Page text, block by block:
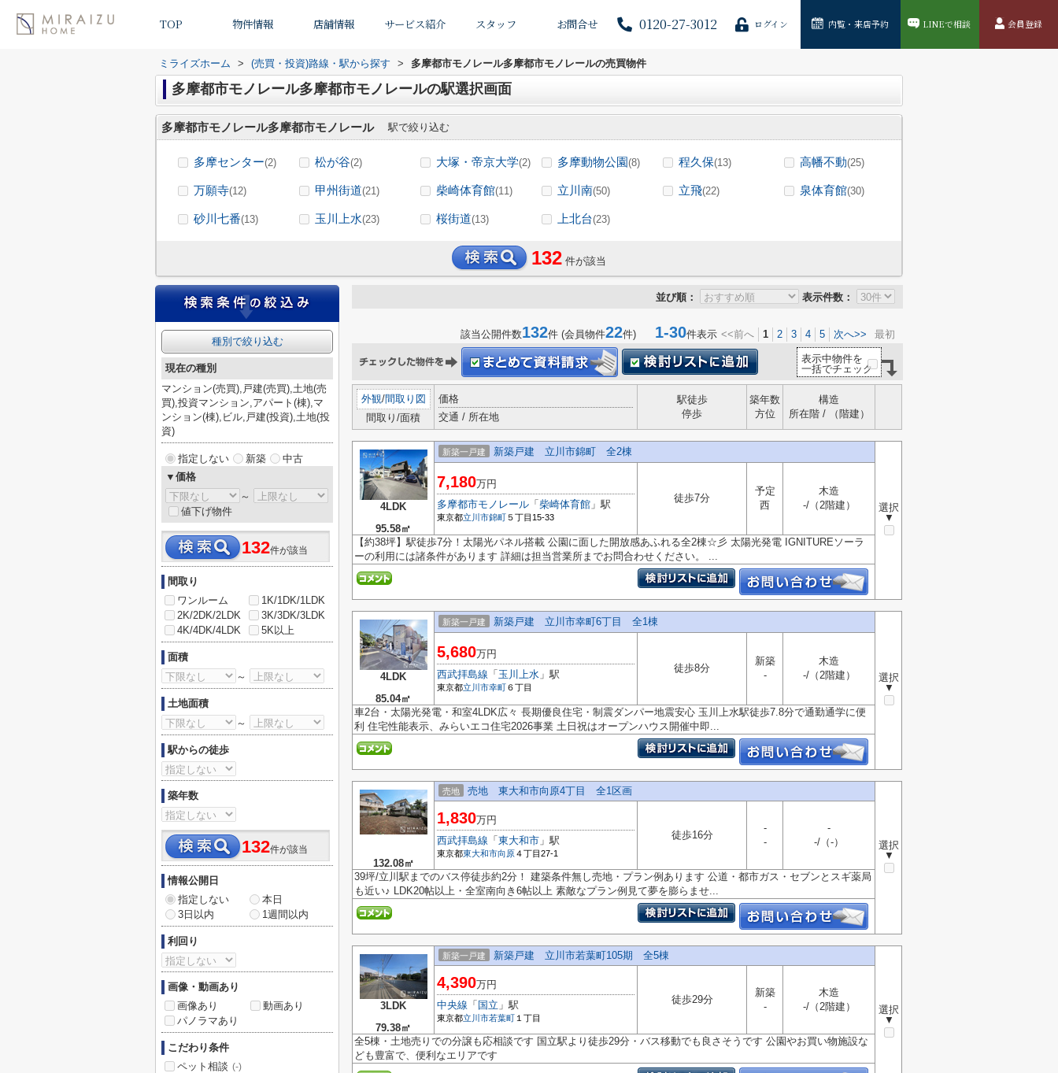
TOP 物件情報 店舗情報 サービス紹介 スタッフ お問合せ 0120-27-3012 ログイン 内覧・来店予約 LINEで相談 会員登録
ミライズホーム > (売買・投資)路線・駅から探す > 多摩都市モノレール多摩都市モノレールの売買物件
多摩都市モノレール多摩都市モノレールの駅選択画面
多摩都市モノレール多摩都市モノレール 駅で絞り込む
多摩センター(2) 松が谷(2) 大塚・帝京大学(2) 多摩動物公園(8) 程久保(13) 高幡不動(25)
万願寺(12) 甲州街道(21) 柴崎体育館(11) 立川南(50) 立飛(22) 泉体育館(30)
砂川七番(13) 玉川上水(23) 桜街道(13) 上北台(23)
132 件が該当
並び順： 表示件数：
該当公開件数132件 (会員物件22件) 1-30件表示 <<前へ 1 2 3 4 5 次へ>> 最初
表示中物件を
一括でチェック
外観/間取り図
間取り/面積
価格
交通 / 所在地
駅徒歩
停歩
築年数
方位
構造
所在階 / （階建）
4LDK
95.58㎡
新築一戸建 新築戸建 立川市錦町 全2棟
選択
▼
7,180万円
多摩都市モノレール 「 柴崎体育館 」駅
東京都立川市錦町 ５丁目15-33
徒歩7分
予定
西
木造
-/（2階建）
【約38坪】駅徒歩7分！太陽光パネル搭載 公園に面した開放感あふれる全2棟☆彡 太陽光発電 IGNITUREソーラ
ーの利用には諸条件があります 詳細は担当営業所までお問合わせください。 ...
4LDK
85.04㎡
新築一戸建 新築戸建 立川市幸町6丁目 全1棟
選択
▼
5,680万円
西武拝島線 「 玉川上水 」駅
東京都立川市幸町６丁目
徒歩8分
新築
-
木造
-/（2階建）
車2台・太陽光発電・和室4LDK広々 長期優良住宅・制震ダンパー地震安心 玉川上水駅徒歩7.8分で通勤通学に便
利 住宅性能表示、みらいエコ住宅2026事業 土日祝はオープンハウス開催中即...
132.08㎡
売地 売地 東大和市向原4丁目 全1区画
選択
▼
1,830万円
西武拝島線 「 東大和市 」駅
東京都東大和市向原４丁目27-1
徒歩16分
-
-
-
-/（-）
39坪/立川駅までのバス停徒歩約2分！ 建築条件無し売地・プラン例あります 公道・都市ガス・セブンとスギ薬局
も近い♪ LDK20帖以上・全室南向き6帖以上 素敵なプラン例見て夢を膨らませ...
3LDK
79.38㎡
新築一戸建 新築戸建 立川市若葉町105期 全5棟
選択
▼
4,390万円
中央線 「 国立 」駅
東京都立川市若葉町 １丁目
徒歩29分
新築
-
木造
-/（2階建）
全5棟・土地売りでの分譲も応相談です 国立駅より徒歩29分・バス移動でも良さそうです 公園やお買い物施設な
ども豊富で、便利なエリアです
種別で絞り込む
現在の種別
マンション(売買),戸建(売買),土地(売
買),投資マンション,アパート(棟),マ
ンション(棟),ビル,戸建(投資),土地(投
資)
指定しない 新築
中古
▼価格
～
値下げ物件
132件が該当
間取り
ワンルーム
1K/1DK/1LDK
2K/2DK/2LDK
3K/3DK/3LDK
4K/4DK/4LDK
5K以上
面積
～
土地面積
～
駅からの徒歩
築年数
132件が該当
情報公開日
指定しない
本日
3日以内
1週間以内
利回り
画像・動画あり
画像あり
動画あり
パノラマあり
こだわり条件
ペット相談 (-)